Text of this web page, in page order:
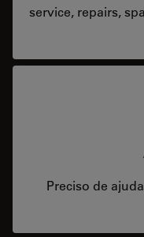
service, repairs,
Preciso de